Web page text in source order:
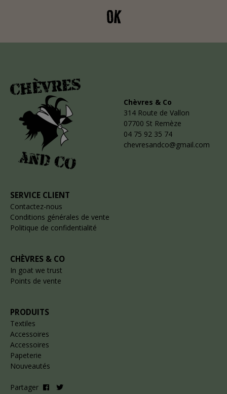
OK
Chèvres & Co
314 Route de Vallon
07700 St Remèze
04 75 92 35 74
chevresandco@gmail.com
SERVICE CLIENT
Contactez-nous
Conditions générales de vente
Politique de confidentialité
CHÈVRES & CO
In goat we trust
Points de vente
PRODUITS
Textiles
Accessoires
Accessoires
Papeterie
Nouveautés
Partager